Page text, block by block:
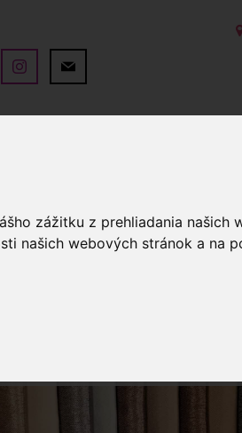
zážitku z prehliadania našich
našich webových stránok a na